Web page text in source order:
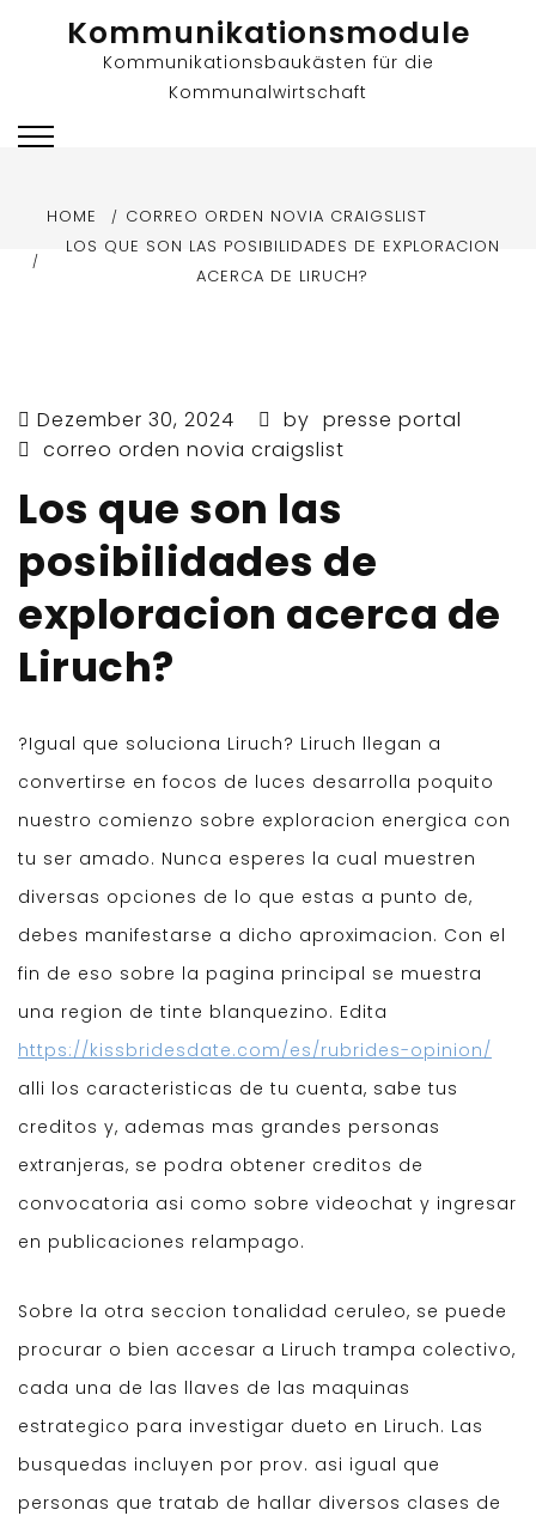
Kommunikationsmodule
Kommunikationsbaukästen für die
Kommunalwirtschaft
HOME
CORREO ORDEN NOVIA CRAIGSLIST
LOS QUE SON LAS POSIBILIDADES DE EXPLORACION
ACERCA DE LIRUCH?
Dezember 30, 2024 by presse portal
correo orden novia craigslist
Los que son las
posibilidades de
exploracion acerca de
Liruch?
?Igual que soluciona Liruch? Liruch llegan a
convertirse en focos de luces desarrolla poquito
nuestro comienzo sobre exploracion energica con
tu ser amado. Nunca esperes la cual muestren
diversas opciones de lo que estas a punto de,
debes manifestarse a dicho aproximacion. Con el
fin de eso sobre la pagina principal se muestra
una region de tinte blanquezino. Edita
https://kissbridesdate.com/es/rubrides-opinion/
alli los caracteristicas de tu cuenta, sabe tus
creditos y, ademas mas grandes personas
extranjeras, se podra obtener creditos de
convocatoria asi como sobre videochat y ingresar
en publicaciones relampago.
Sobre la otra seccion tonalidad ceruleo, se puede
procurar o bien accesar a Liruch trampa colectivo,
cada una de las llaves de las maquinas
estrategico para investigar dueto en Liruch. Las
busquedas incluyen por prov. asi igual que
personas que tratab de hallar diversos clases de